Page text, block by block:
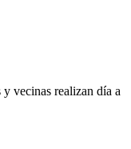
vecinas realizan día a